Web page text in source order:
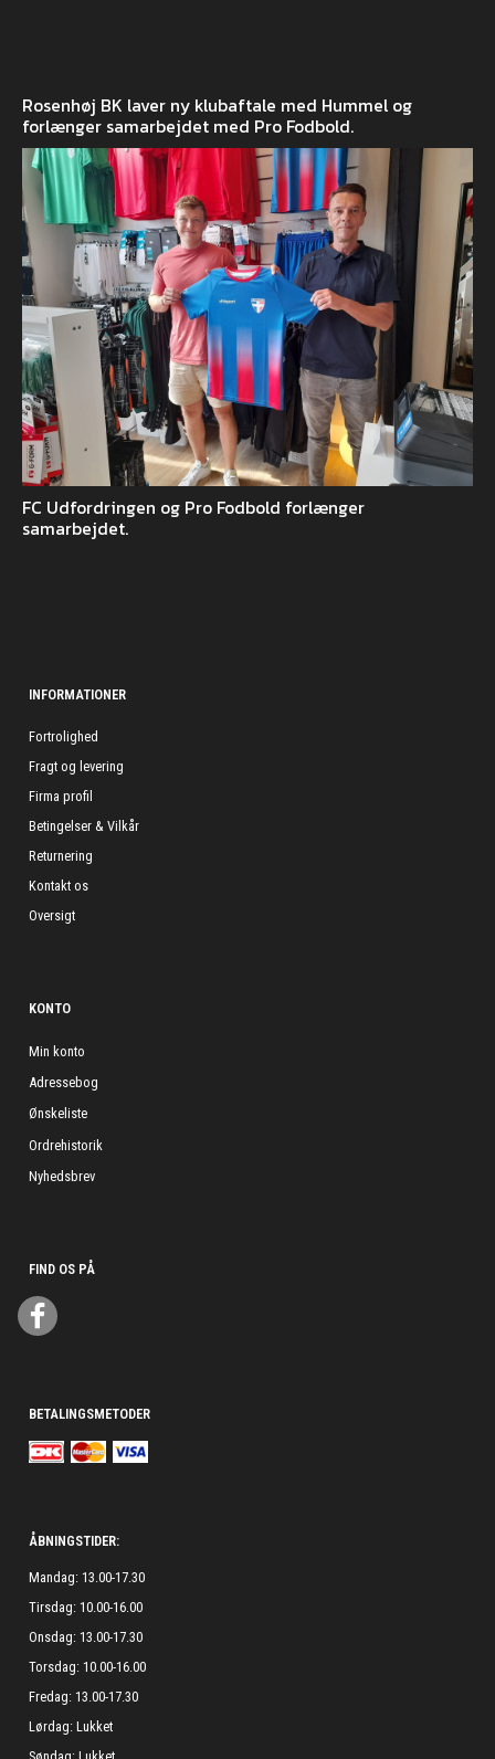
Rosenhøj BK laver ny klubaftale med Hummel og
forlænger samarbejdet med Pro Fodbold.
FC Udfordringen og Pro Fodbold forlænger
samarbejdet.
INFORMATIONER
Fortrolighed
Fragt og levering
Firma profil
Betingelser & Vilkår
Returnering
Kontakt os
Oversigt
KONTO
Min konto
Adressebog
Ønskeliste
Ordrehistorik
Nyhedsbrev
FIND OS PÅ
BETALINGSMETODER
ÅBNINGSTIDER:
Mandag: 13.00-17.30
Tirsdag: 10.00-16.00
Onsdag: 13.00-17.30
Torsdag: 10.00-16.00
Fredag: 13.00-17.30
Lørdag: Lukket